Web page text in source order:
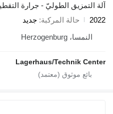
الطوليّ - جرارة التقطيع جزازة
حالة المركبة جديد
Lagerhaus/Technik